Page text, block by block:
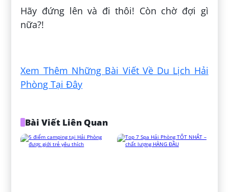
Hãy đứng lên và đi thôi! Còn chờ đợi gì
nữa?!
Xem Thêm Những Bài Viết Về Du Lịch Hải
Phòng Tại Đây
Bài Viết Liên Quan